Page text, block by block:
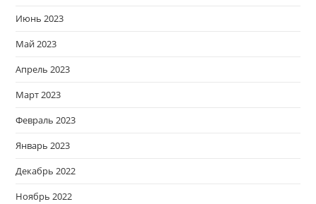
Июнь 2023
Май 2023
Апрель 2023
Март 2023
Февраль 2023
Январь 2023
Декабрь 2022
Ноябрь 2022